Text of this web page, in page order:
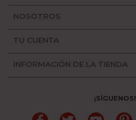
NOSOTROS
TU CUENTA
INFORMACIÓN DE LA TIENDA
¡SÍGUENOS!
FacebookTwitter YouTube